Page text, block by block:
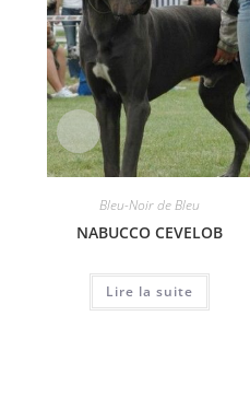
Bleu-Noir de Bleu
NABUCCO CEVELOB
Lire la suite